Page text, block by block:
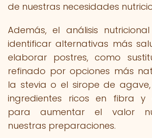
de nuestras necesidades
Además, el análisis
identificar alternativas más
elaborar postres, como
refinado por opciones más
la stevia o el sirope de
ingredientes ricos en fibra y
para aumentar el valor
nuestras preparaciones.